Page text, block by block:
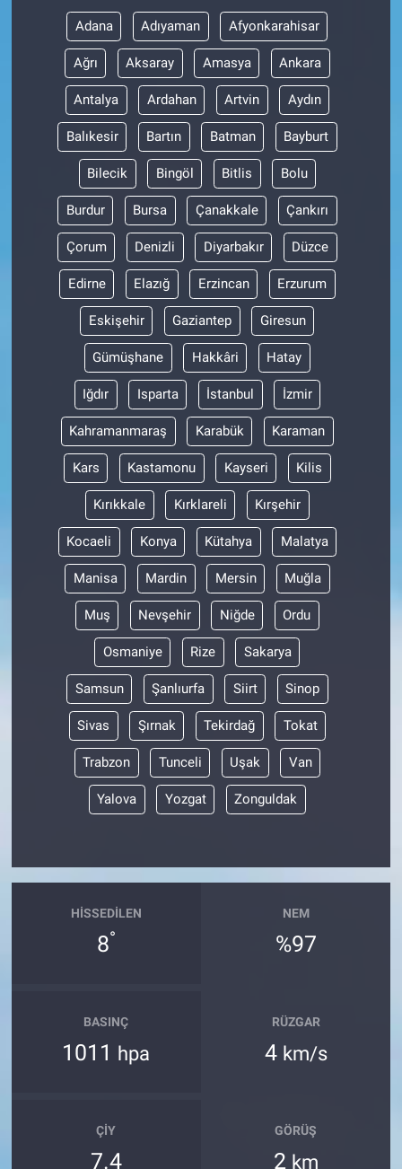
Adana Adıyaman Afyonkarahisar
Ağrı Aksaray Amasya Ankara
Antalya Ardahan Artvin Aydın
Balıkesir Bartın Batman Bayburt
Bilecik Bingöl Bitlis Bolu
Burdur Bursa Çanakkale Çankırı
Çorum Denizli Diyarbakır Düzce
Edirne Elazığ Erzincan Erzurum
Eskişehir Gaziantep Giresun
Gümüşhane Hakkâri Hatay
Iğdır Isparta İstanbul İzmir
Kahramanmaraş Karabük Karaman
Kars Kastamonu Kayseri Kilis
Kırıkkale Kırklareli Kırşehir
Kocaeli Konya Kütahya Malatya
Manisa Mardin Mersin Muğla
Muş Nevşehir Niğde Ordu
Osmaniye Rize Sakarya
Samsun Şanlıurfa Siirt Sinop
Sivas Şırnak Tekirdağ Tokat
Trabzon Tunceli Uşak Van
Yalova Yozgat Zonguldak
HISSEDILEN
8°
NEM
%97
BASINÇ
1011 hpa
RÜZGAR
4 km/s
ÇIY
7.4
GÖRÜŞ
2 km